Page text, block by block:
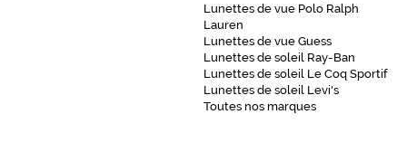
Lunettes de vue Polo Ralph
Lauren
Lunettes de vue Guess
Lunettes de soleil Ray-Ban
Lunettes de soleil Le Coq Sportif
Lunettes de soleil Levi's
Toutes nos marques